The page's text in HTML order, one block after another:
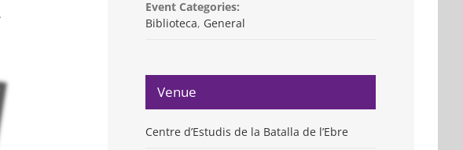
Event Categories:
Biblioteca, General
Venue
Centre d’Estudis de la Batalla de l’Ebre